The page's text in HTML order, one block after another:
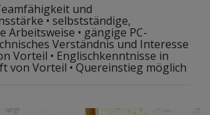
und
• selbstständige,
Arbeitsweise • gängige PC-
Verständnis und Interesse
Vorteil • Englischkenntnisse in
von Vorteil • Quereinstieg möglich